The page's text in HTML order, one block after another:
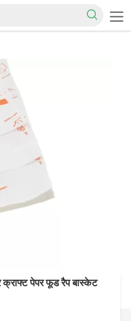
पेपर फूड रैप बास्केट